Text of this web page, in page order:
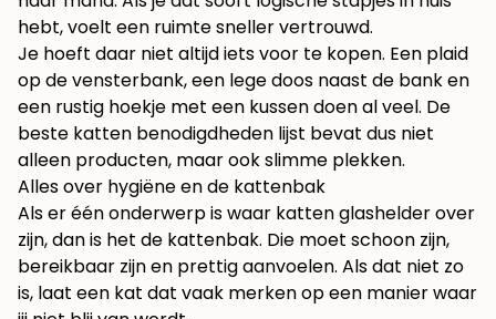
hebt, voelt een ruimte sneller vertrouwd.
Je hoeft daar niet altijd iets voor te kopen. Een plaid
op de vensterbank, een lege doos naast de bank en
een rustig hoekje met een kussen doen al veel. De
beste katten benodigdheden lijst bevat dus niet
alleen producten, maar ook slimme plekken.
Alles over hygiëne en de kattenbak
Als er één onderwerp is waar katten glashelder over
zijn, dan is het de kattenbak. Die moet schoon zijn,
bereikbaar zijn en prettig aanvoelen. Als dat niet zo
is, laat een kat dat vaak merken op een manier waar